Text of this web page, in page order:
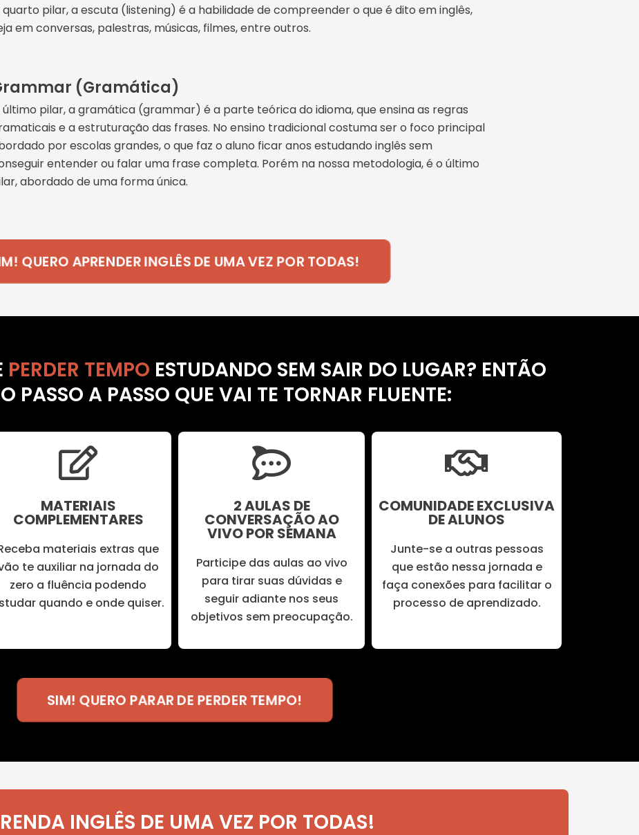
quarto pilar, a escuta (listening) é a habilidade de compreender o que é dito em inglês,
em conversas, palestras, músicas, filmes, entre outros.
(Gramática)
último pilar, a gramática (grammar) é a parte teórica do idioma, que ensina as regras
e a estruturação das frases. No ensino tradicional costuma ser o foco principal
por escolas grandes, o que faz o aluno ficar anos estudando inglês sem
entender ou falar uma frase completa. Porém na nossa metodologia, é o último
abordado de uma forma única.
QUERO APRENDER INGLÊS DE UMA VEZ POR TODAS!
PERDER TEMPO ESTUDANDO SEM SAIR DO LUGAR? ENTÃO
PASSO A PASSO QUE VAI TE TORNAR FLUENTE:
MATERIAIS
COMPLEMENTARES
materiais extras que
te auxiliar na jornada do
zero a fluência podendo
quando e onde quiser.
2 AULAS DE
CONVERSAÇÃO AO
VIVO POR SEMANA
Participe das aulas ao vivo
para tirar suas dúvidas e
seguir adiante nos seus
objetivos sem preocupação.
COMUNIDADE EXCLUSIVA
DE ALUNOS
Junte-se a outras pessoas
que estão nessa jornada e
faça conexões para facilitar o
processo de aprendizado.
SIM! QUERO PARAR DE PERDER TEMPO!
INGLÊS DE UMA VEZ POR TODAS!